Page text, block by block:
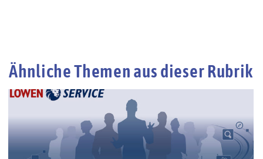
Ähnliche Themen aus dieser Rubrik